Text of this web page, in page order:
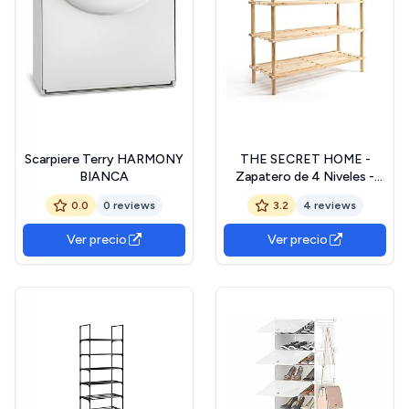
Scarpiere Terry HARMONY
BIANCA
0.0 0 reviews
Ver precio
THE SECRET HOME -
Zapatero de 4 Niveles -
Alto. 67 cm x Largo. 74 cm
- Color Madera Clara -
Almacenamiento para el
Hogar - Ideal para
Habitación, Salón,
3.2 4 reviews
Ver precio